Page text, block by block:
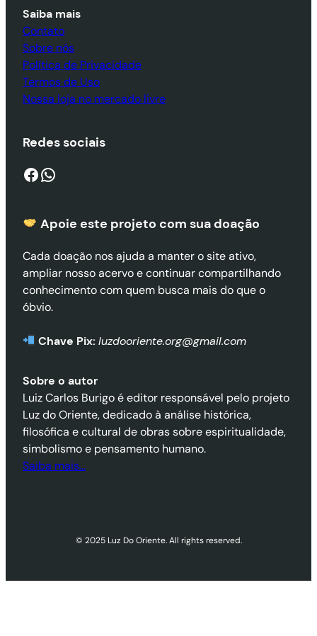
Saiba mais
Contato
Sobre nós
Política de Privacidade
Termos de Uso
Nossa loja no mercado livre
Redes sociais
Facebook WhatsApp
Apoie este projeto com sua doação
Cada doação nos ajuda a manter o site ativo,
ampliar nosso acervo e continuar compartilhando
conhecimento com quem busca mais do que o
óbvio.
Chave Pix: luzdooriente.org@gmail.com
Sobre o autor
Luiz Carlos Burigo é editor responsável pelo projeto
Luz do Oriente, dedicado à análise histórica,
filosófica e cultural de obras sobre espiritualidade,
simbolismo e pensamento humano.
Saiba mais…
© 2025 Luz Do Oriente. All rights reserved.